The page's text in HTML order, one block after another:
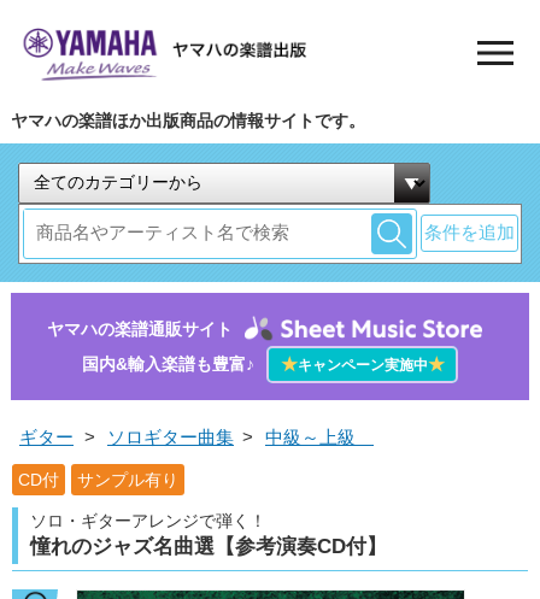
ヤマハの楽譜ほか出版商品の情報サイトです。
条件を追加
ヤマハの楽譜通販サイト
国内&輸入楽譜も豊富♪
★キャンペーン実施中★
ギター > ソロギター曲集 > 中級～上級
CD付 サンプル有り
ソロ・ギターアレンジで弾く！
憧れのジャズ名曲選【参考演奏CD付】